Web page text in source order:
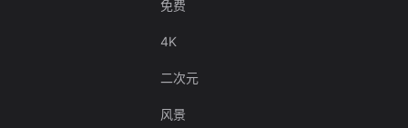
免费
4K
二次元
风景